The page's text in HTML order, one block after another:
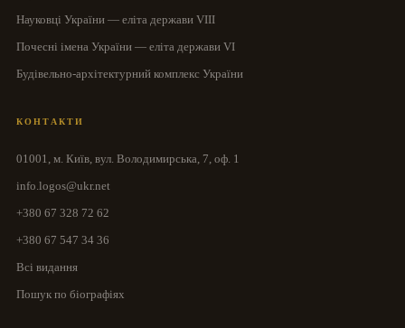
Науковці України — еліта держави VIII
Почесні імена України — еліта держави VI
Будівельно-архітектурний комплекс України
КОНТАКТИ
01001, м. Київ, вул. Володимирська, 7, оф. 1
info.logos@ukr.net
+380 67 328 72 62
+380 67 547 34 36
Всі видання
Пошук по біографіях